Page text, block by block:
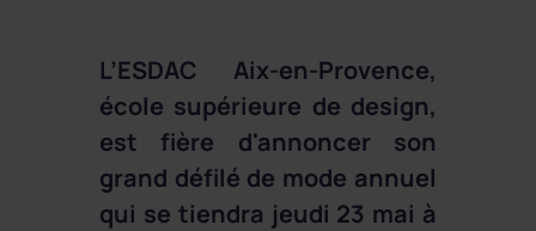
L’ESDAC Aix-en-Provence,
école supérieure de design,
est fière d'annoncer son
grand défilé de mode annuel
qui se tiendra jeudi 23 mai à